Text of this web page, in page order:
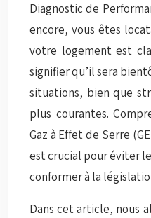
Diagnostic de
encore, vous êtes
votre logement est
signifier qu’il sera
situations, bien que
plus courantes.
Gaz à Effet de Serre
est crucial pour éviter
conformer à la
Dans cet article, nous